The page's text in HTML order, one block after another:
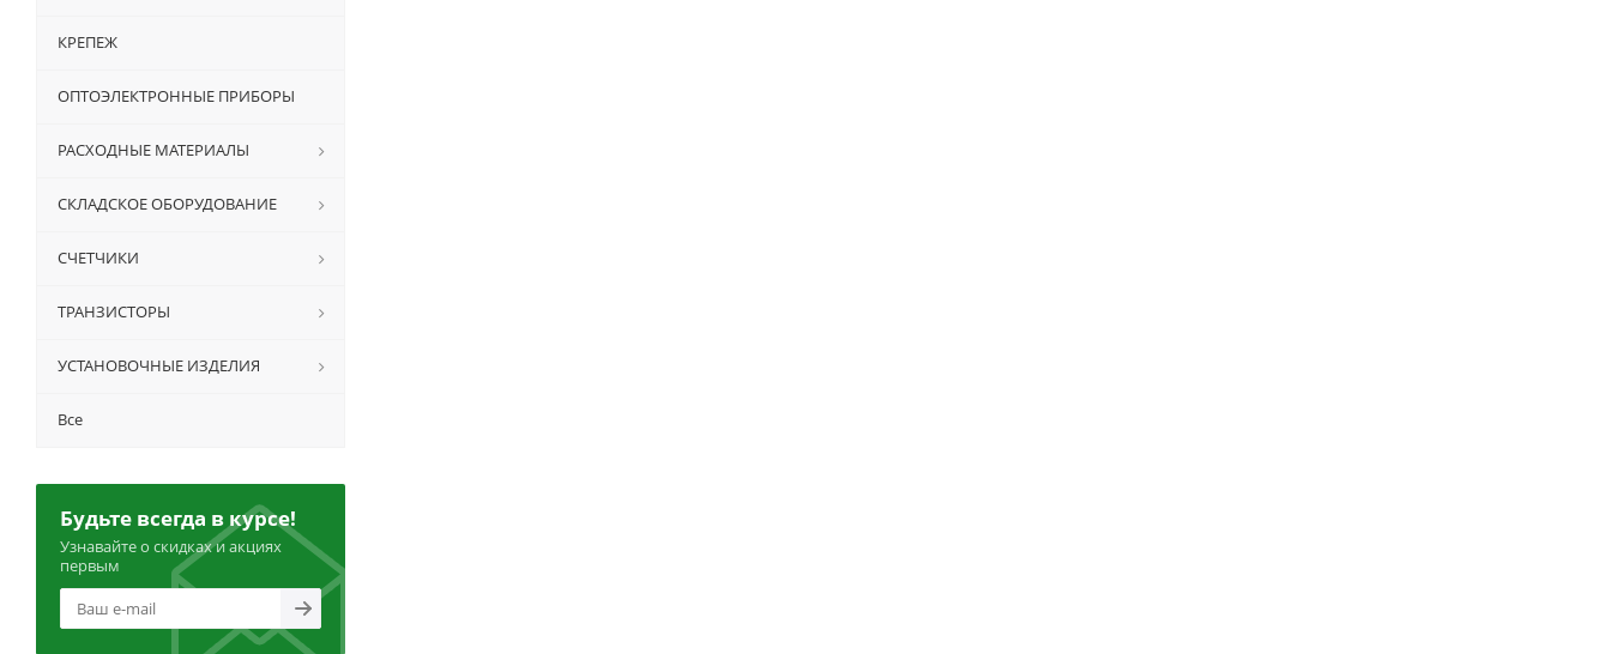
КРЕПЕЖ
ОПТОЭЛЕКТРОННЫЕ ПРИБОРЫ
РАСХОДНЫЕ МАТЕРИАЛЫ
СКЛАДСКОЕ ОБОРУДОВАНИЕ
СЧЕТЧИКИ
ТРАНЗИСТОРЫ
УСТАНОВОЧНЫЕ ИЗДЕЛИЯ
Все
Будьте всегда в курсе!
Узнавайте о скидках и акциях
первым